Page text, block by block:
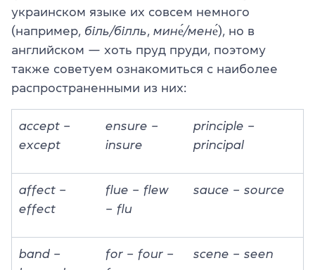
украинском языке их совсем немного
(например, біль/білль мине́/мене́), но в
английском — хоть пруд пруди, поэтому
также советуем ознакомиться с наиболее
распространенными из них:
accept –
except
ensure –
insure
principle –
principal
affect –
effect
flue – flew
– flu
sauce – source
band –
for – four –
scene – seen